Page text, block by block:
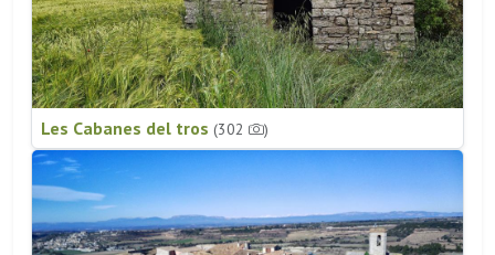
Les Cabanes del tros (302 )